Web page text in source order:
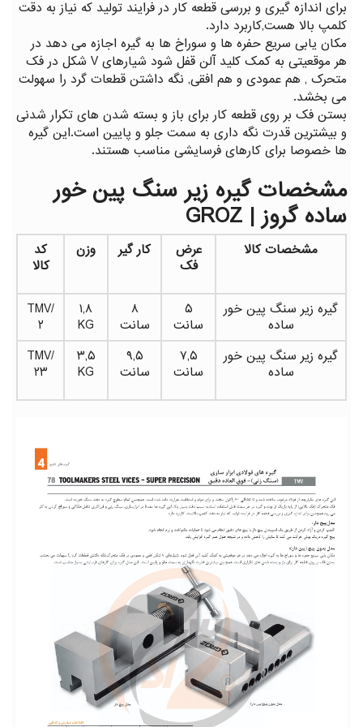
برای اندازه گیری و بررسی قطعه کار در فرایند تولید که نیاز به دقت
کلمپ بالا هست,کاربرد دارد.
مکان یابی سریع حفره ها و سوراخ ها به گیره اجازه می دهد در
هر موقعیتی به کمک کلید آلن قفل شود شیارهای V شکل در فک
متحرک , هم عمودی و هم افقی, نگه داشتن قطعات گرد را سهولت
می بخشد.
بستن فک بر روی قطعه کار برای باز و بسته شدن های تکرار شدنی
و بیشترین قدرت نگه داری به سمت جلو و پایین است.این گیره
ها خصوصا برای کارهای فرسایشی مناسب هستند.
مشخصات گیره زیر سنگ پین خور
ساده گروز | GROZ
مشخصات کالا
عرض
فک
کار گیر وزن
کد
کالا
گیره زیر سنگ پین خور
ساده
۵
سانت
۸
سانت
۱,۸
KG
TMV/
۲
گیره زیر سنگ پین خور
ساده
۷,۵
سانت
۹,۵
سانت
۳,۵
KG
TMV/
۲۳